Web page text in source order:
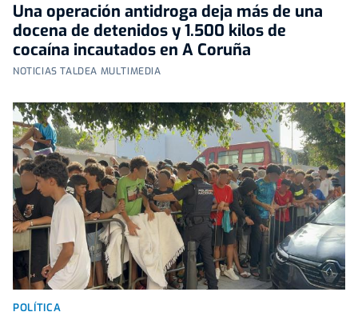
Una operación antidroga deja más de una
docena de detenidos y 1.500 kilos de
cocaína incautados en A Coruña
NOTICIAS TALDEA MULTIMEDIA
POLÍTICA